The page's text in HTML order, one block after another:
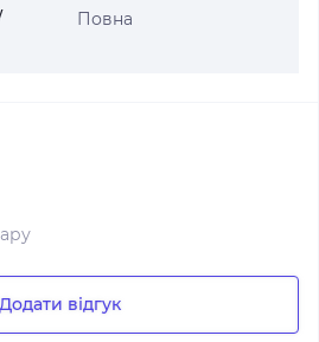
Повна
відгук